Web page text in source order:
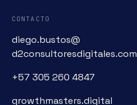
CONTACTO
diego.bustos@
d2consultoresdigitales.com
+57 305 260 4847
growthmasters.digital